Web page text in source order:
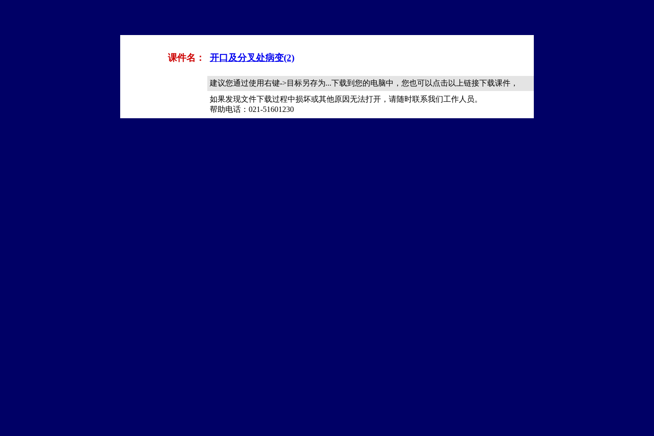
课件名： 开口及分叉处病变(2)
建议您通过使用右键->目标另存为...下载到您的电脑中，您也可以点击以上链接下载课件，
如果发现文件下载过程中损坏或其他原因无法打开，请随时联系我们工作人员。
帮助电话：021-51601230